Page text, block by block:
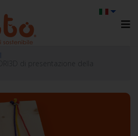
di presentazione della